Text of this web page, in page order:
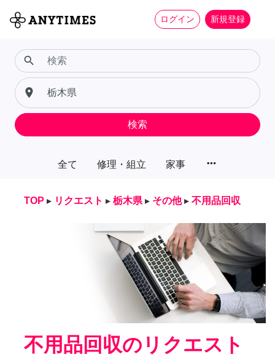
ログイン 新規登録
全て 修理・組立 家事 more_horiz
search
place
検索
TOP ▸ リクエスト ▸ 栃木県 ▸ その他 ▸ 不用品回収
不用品回収のリクエスト